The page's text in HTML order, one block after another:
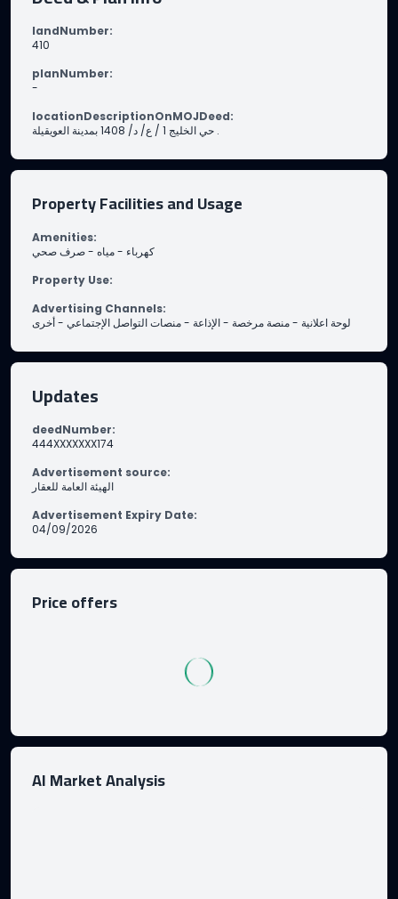
landNumber:
410
planNumber:
-
locationDescriptionOnMOJDeed:
حي الخليج 1 / ع/ د/ 1408 بمدينة العويقيلة .
Property Facilities and Usage
Amenities:
كهرباء -مياه -صرف صحي
Property Use:
Advertising Channels:
لوحة اعلانية -منصة مرخصة -الإذاعة -منصات التواصل الإجتماعي -أخرى
Updates
deedNumber:
444XXXXXXX174
Advertisement source:
الهيئة العامة للعقار
Advertisement Expiry Date:
04/09/2026
Price offers
AI Market Analysis